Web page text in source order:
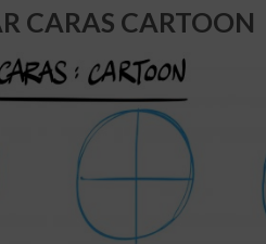
CARAS CARTOON